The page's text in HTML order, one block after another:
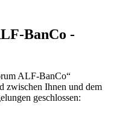
BanCo -
ALF-BanCo“
zwischen Ihnen und dem
geschlossen: